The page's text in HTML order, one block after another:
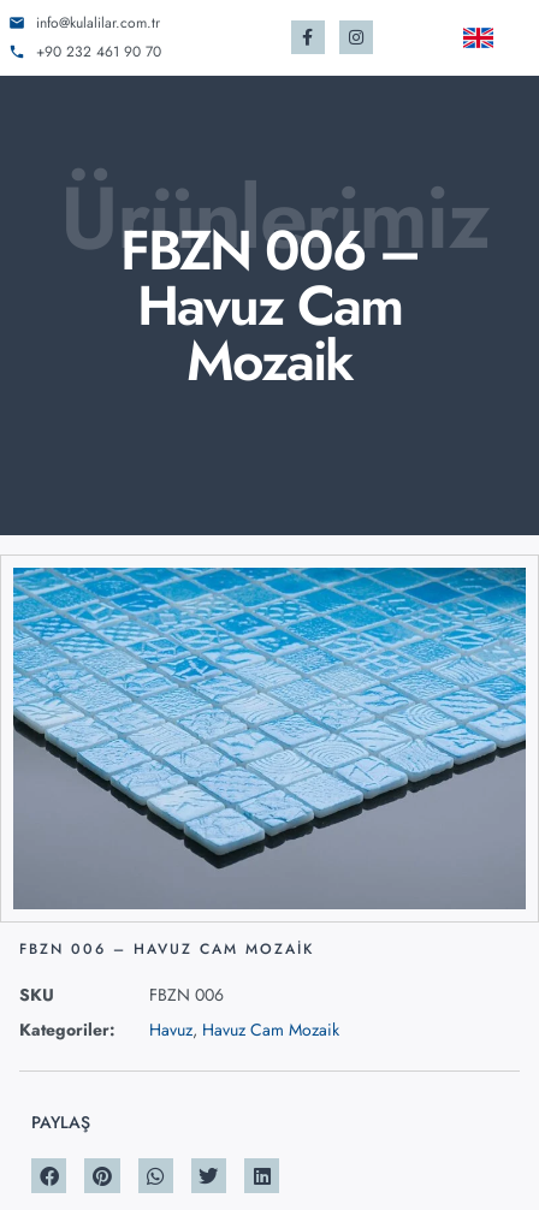
info@kulalilar.com.tr
+90 232 461 90 70
Ürünlerimiz
FBZN 006 –
Havuz Cam
Mozaik
FBZN 006 – HAVUZ CAM MOZAIK
SKU
FBZN 006
Kategoriler:
Havuz, Havuz Cam Mozaik
PAYLAŞ